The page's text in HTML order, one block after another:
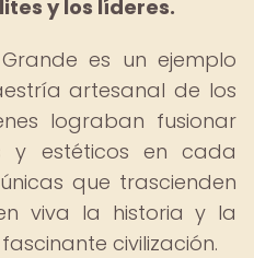
y los líderes.
es un ejemplo
artesanal de los
lograban fusionar
y estéticos en cada
que trascienden
viva la historia y la
civilización.